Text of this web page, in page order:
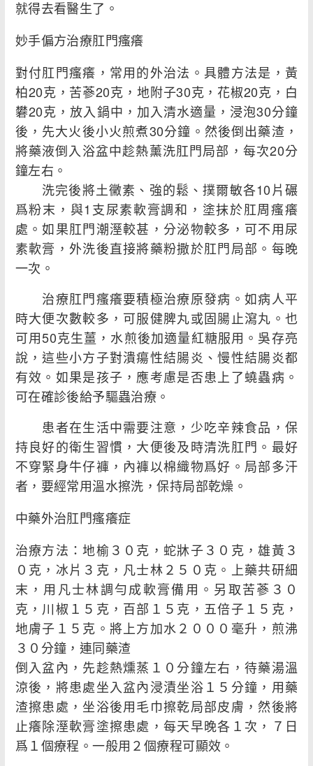
就得去看醫生了。
妙手偏方治療肛門瘙癢
對付肛門瘙癢，常用的外治法。具體方法是，黃
柏20克，苦蔘20克，地附子30克，花椒20克，白
礬20克，放入鍋中，加入清水適量，浸泡30分鐘
後，先大火後小火煎煮30分鐘。然後倒出藥渣，
將藥液倒入浴盆中趁熱薰洗肛門局部，每次20分
鐘左右。
洗完後將土黴素、強的鬆、撲爾敏各10片碾
爲粉末，與1支尿素軟膏調和，塗抹於肛周瘙癢
處。如果肛門潮溼較甚，分泌物較多，可不用尿
素軟膏，外洗後直接將藥粉撒於肛門局部。每晚
一次。
治療肛門瘙癢要積極治療原發病。如病人平
時大便次數較多，可服健脾丸或固腸止瀉丸。也
可用50克生薑，水煎後加適量紅糖服用。吳存亮
說，這些小方子對潰瘍性結腸炎、慢性結腸炎都
有效。如果是孩子，應考慮是否患上了蟯蟲病。
可在確診後給予驅蟲治療。
患者在生活中需要注意，少吃辛辣食品，保
持良好的衛生習慣，大便後及時清洗肛門。最好
不穿緊身牛仔褲，內褲以棉織物爲好。局部多汗
者，要經常用溫水擦洗，保持局部乾燥。
中藥外治肛門瘙癢症
治療方法：地榆３０克，蛇牀子３０克，雄黃３
０克，冰片３克，凡士林２５０克。上藥共研細
末，用凡士林調勻成軟膏備用。另取苦蔘３０
克，川椒１５克，百部１５克，五倍子１５克，
地膚子１５克。將上方加水２０００毫升，煎沸
３０分鐘，連同藥渣
倒入盆內，先趁熱燻蒸１０分鐘左右，待藥湯溫
涼後，將患處坐入盆內浸漬坐浴１５分鐘，用藥
渣擦患處，坐浴後用毛巾擦乾局部皮膚，然後將
止癢除溼軟膏塗擦患處，每天早晚各１次，７日
爲１個療程。一般用２個療程可顯效。